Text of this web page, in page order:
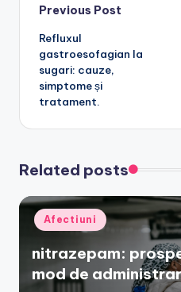
Post
navigation
Previous Post
Refluxul
gastroesofagian la
sugari: cauze,
simptome și
tratament.
Related posts
Posted
in
Afectiuni
nitrazepam:
mod de